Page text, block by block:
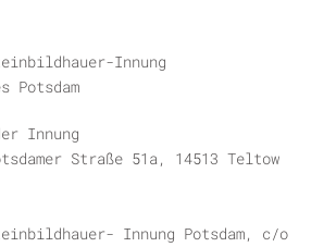
Innung
Potsdam
Innung
Straße 51a, 14513 Teltow
Innung Potsdam, c/o